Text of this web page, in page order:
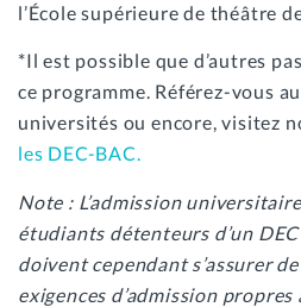
l’École supérieure de théâtre
*Il est possible que d’autres
ce programme. Référez-vous
universités ou encore, visitez
les DEC-BAC.
Note : L’admission
étudiants détenteurs d’un
doivent cependant s’assurer
exigences d’admission